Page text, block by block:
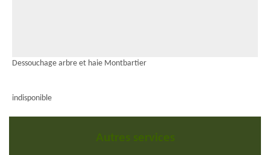
Dessouchage arbre et haie Montbartier
indisponible
Autres services